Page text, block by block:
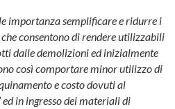
importanza semplificare e ridurre i
consentono di rendere utilizzabili
dalle demolizioni ed inizialmente
così comportare minor utilizzo di
e costo dovuti al
in ingresso dei materiali di